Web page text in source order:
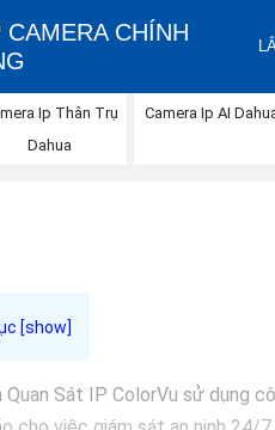
CAMERA CHÍNH
Ip Thân Trụ
Dahua
Camera Ip AI
Quan Sát IP ColorVu sử dụng